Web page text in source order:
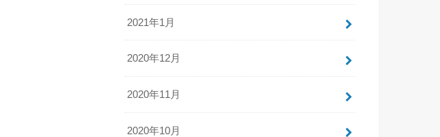
2021年1月
2020年12月
2020年11月
2020年10月